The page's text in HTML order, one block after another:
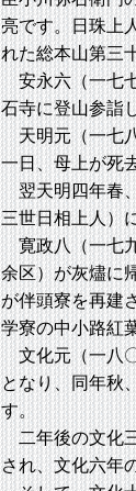
亮です。日珠上
れた総本山第三
安永六（一七七
石寺に登山参詣
天明元（一七八
一日、母上が死
翌天明四年春、
三世日相上人）
寛政八（一七九
余区）が灰燼に
が伴頭寮を再建
学寮の中小路紅
文化元（一八〇
となり、同年秋
す。
二年後の文化三
され、文化六年